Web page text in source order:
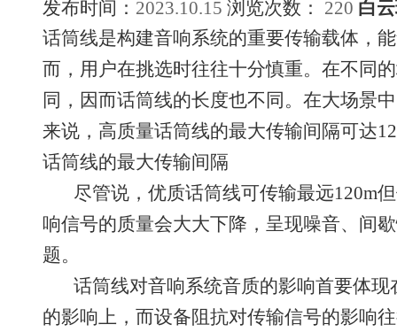
发布时间： 2023.10.15 浏览次数： 220 白
话筒线是构建音响系统的重要传输载体，
而，用户在挑选时往往十分慎重。在不同
同，因而话筒线的长度也不同。在大场景
来说，高质量话筒线的最大传输间隔可达
话筒线的最大传输间隔
尽管说，优质话筒线可传输最远120m
响信号的质量会大大下降，呈现噪音、间
题。
话筒线对音响系统音质的影响首要体现
的影响上，而设备阻抗对传输信号的影响